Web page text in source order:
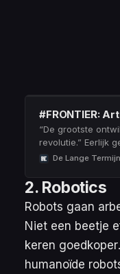
#FRONTIER:
“De grootste
revolutie.” Eerlijk
Dit is een
De Lange Termijn
2. Robotics
Robots gaan
Niet een beetje
keren goedkoper
humanoïde